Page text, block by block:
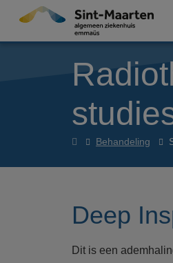
Overslaan en naar de inhoud
Behandeling
Deep
Dit is een